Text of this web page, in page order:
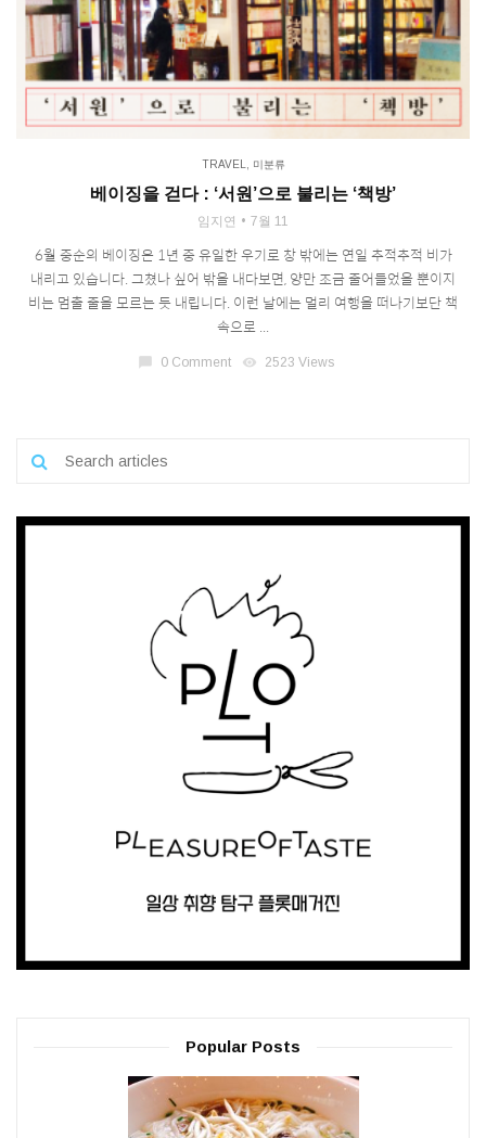
TRAVEL 미분류
베이징을 걷다 : ‘서원’으로 불리는 ‘책방’
임지연 7월 11
6월 중순의 베이징은 1년 중 유일한 우기로 창 밖에는 연일 추적추적 비가
내리고 있습니다. 그쳤나 싶어 밖을 내다보면, 양만 조금 줄어들었을 뿐이지
비는 멈출 줄을 모르는 듯 내립니다. 이런 날에는 멀리 여행을 떠나기보단 책
속으로 ...
0 Comment visibility 2523 Views
Popular Posts